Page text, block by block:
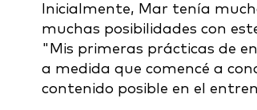
Inicialmente, Mar tenía
muchas posibilidades con
"Mis primeras prácticas de
a medida que comencé a
contenido posible en el